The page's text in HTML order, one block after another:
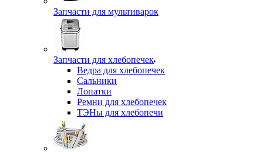
Запчасти для мультиварок
Запчасти для хлебопечек
Ведра для хлебопечек
Сальники
Лопатки
Ремни для хлебопечек
ТЭНы для хлебопечи